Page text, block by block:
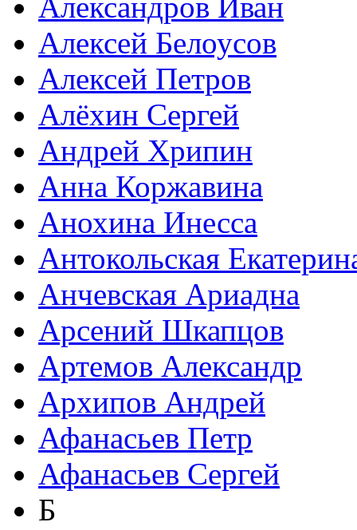
Александров Иван
Алексей Белоусов
Алексей Петров
Алёхин Сергей
Андрей Хрипин
Анна Коржавина
Анохина Инесса
Антокольская
Анчевская Ариадна
Арсений Шкапцов
Артемов Александр
Архипов Андрей
Афанасьев Петр
Афанасьев Сергей
Б